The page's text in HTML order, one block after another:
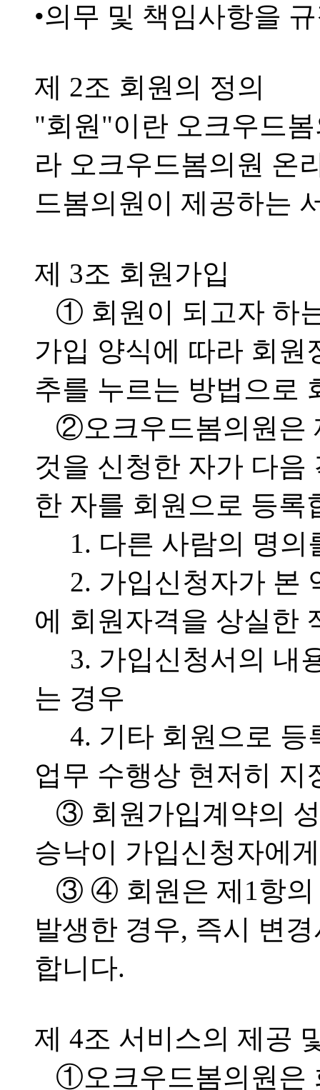
•의무 및 책임사항을
제 2조 회원의 정의
"회원"이란 오크우드
라 오크우드봄의원 온
드봄의원이 제공하는
제 3조 회원가입
① 회원이 되고자 하
가입 양식에 따라 회
추를 누르는 방법으로
②오크우드봄의원은
것을 신청한 자가 다음
한 자를 회원으로 등록
1. 다른 사람의 명
2. 가입신청자가 본
에 회원자격을 상실한
3. 가입신청서의 내
는 경우
4. 기타 회원으로
업무 수행상 현저히 지
③ 회원가입계약의
승낙이 가입신청자에
③ ④ 회원은 제1항의
발생한 경우, 즉시 변
합니다.
제 4조 서비스의 제공
①오크우드봄의원은